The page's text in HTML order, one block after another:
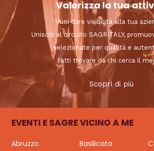
Valorizza la tua
Vuoi dare visibilità alla tua
Unisciti al circuito SAGRITALY,
selezionate per qualità e
Fatti trovare da chi cerca il
Scopri di più
EVENTI E SAGRE VICINO A ME
Abruzzo Basilicata